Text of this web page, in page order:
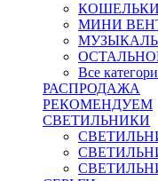
МИНИ
Все
РАСПРОДАЖА
РЕКОМЕНДУЕМ
СВЕТИЛЬНИКИ